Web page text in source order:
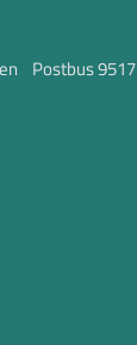
Postbus 9517